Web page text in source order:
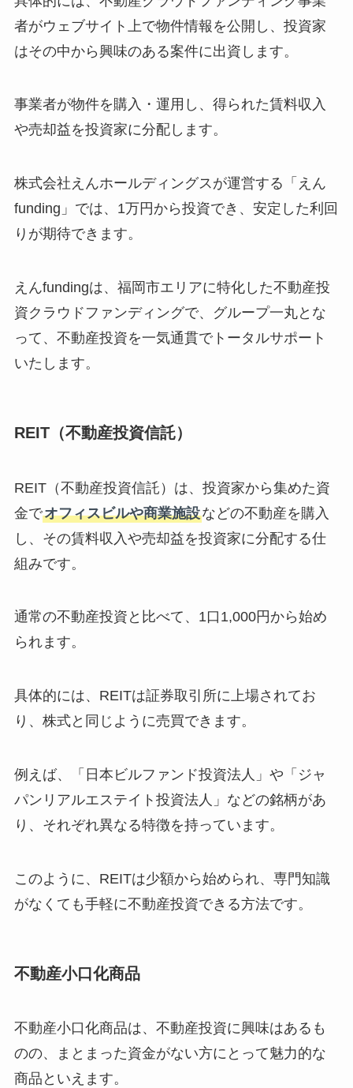
者がウェブサイト上で物件情報を公開し、投資家
はその中から興味のある案件に出資します。
事業者が物件を購入・運用し、得られた賃料収入
や売却益を投資家に分配します。
株式会社えんホールディングスが運営する「えん
funding」では、1万円から投資でき、安定した利回
りが期待できます。
えんfundingは、福岡市エリアに特化した不動産投
資クラウドファンディングで、グループ一丸とな
って、不動産投資を一気通貫でトータルサポート
いたします。
REIT（不動産投資信託）
REIT（不動産投資信託）は、投資家から集めた資
金でオフィスビルや商業施設などの不動産を購入
し、その賃料収入や売却益を投資家に分配する仕
組みです。
通常の不動産投資と比べて、1口1,000円から始め
られます。
具体的には、REITは証券取引所に上場されてお
り、株式と同じように売買できます。
例えば、「日本ビルファンド投資法人」や「ジャ
パンリアルエステイト投資法人」などの銘柄があ
り、それぞれ異なる特徴を持っています。
このように、REITは少額から始められ、専門知識
がなくても手軽に不動産投資できる方法です。
不動産小口化商品
不動産小口化商品は、不動産投資に興味はあるも
のの、まとまった資金がない方にとって魅力的な
商品といえます。